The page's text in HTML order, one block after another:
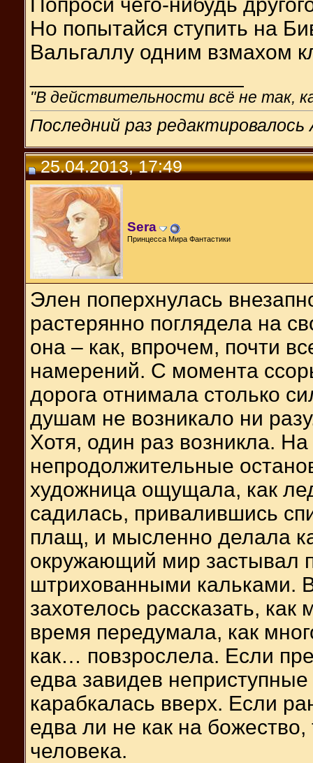
Но попытайся ступить на
Вальгаллу одним взмахом
"В действительности всё не так,
Последний раз
25.04.2013, 17:49
Sera
Принцесса Мира Фантастики
Элен поперхнулась
растерянно поглядела на
она – как, впрочем, почти
намерений. С момента
дорога отнимала столько
душам не возникало ни
Хотя, один раз возникла.
непродолжительные
художница ощущала, как
садилась, привалившись
плащ, и мысленно делала
окружающий мир застывал
штрихованными кальками.
захотелось рассказать,
время передумала, как
как… повзрослела. Если
едва завидев
карабкалась вверх. Если
едва ли не как на
человека.